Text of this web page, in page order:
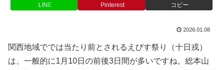
LINE Pinterest コピー
2026.01.08
関西地域ででは当たり前とされるえびす祭り（十日戎）
は、一般的に1月10日の前後3日間が多いですね。総本山